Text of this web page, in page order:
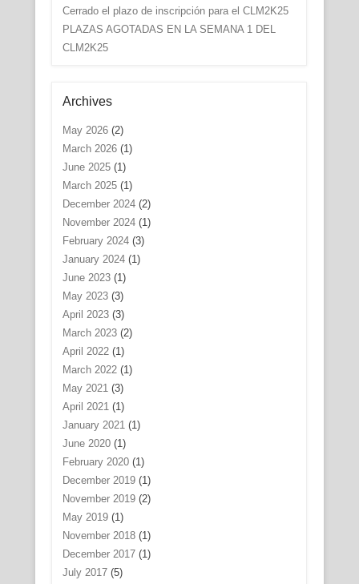
Cerrado el plazo de inscripción para el CLM2K25
PLAZAS AGOTADAS EN LA SEMANA 1 DEL
CLM2K25
Archives
May 2026(2)
March 2026(1)
June 2025(1)
March 2025(1)
December 2024(2)
November 2024(1)
February 2024(3)
January 2024(1)
June 2023(1)
May 2023(3)
April 2023(3)
March 2023(2)
April 2022(1)
March 2022(1)
May 2021(3)
April 2021(1)
January 2021(1)
June 2020(1)
February 2020(1)
December 2019(1)
November 2019(2)
May 2019(1)
November 2018(1)
December 2017(1)
July 2017(5)